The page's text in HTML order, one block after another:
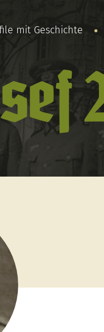
mit Geschichte